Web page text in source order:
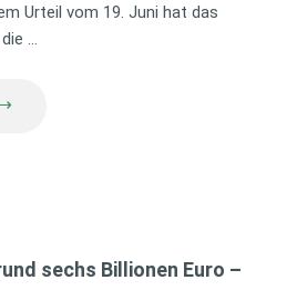
Urteil vom 19. Juni hat das
…
sechs Billionen Euro –